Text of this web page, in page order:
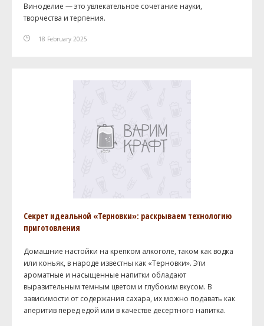
Виноделие — это увлекательное сочетание науки,
творчества и терпения.
18 February 2025
Секрет идеальной «Терновки»: раскрываем технологию
приготовления
Домашние настойки на крепком алкоголе, таком как водка
или коньяк, в народе известны как «Терновки». Эти
ароматные и насыщенные напитки обладают
выразительным темным цветом и глубоким вкусом. В
зависимости от содержания сахара, их можно подавать как
аперитив перед едой или в качестве десертного напитка.